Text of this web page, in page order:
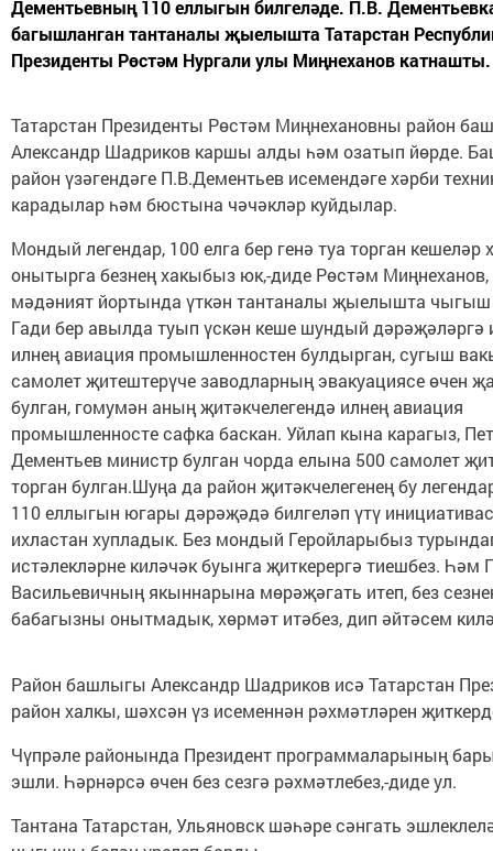
Дементьевның 110 еллыгын билгеләде. П.В.
багышланган тантаналы җыелышта Татарстан
Президенты Рөстәм Нургали улы Миңнеханов катнашты.
Татарстан Президенты Рөстәм Миңнехановны район
Александр Шадриков каршы алды һәм озатып йөрде.
район үзәгендәге П.В.Дементьев исемендәге хәрби
карадылар һәм бюстына чәчәкләр куйдылар.
Мондый легендар, 100 елга бер генә туа торган кешеләр
онытырга безнең хакыбыз юк,-диде Рөстәм Миңнеханов,
мәдәният йортында үткән тантаналы җыелышта чыгыш
Гади бер авылда туып үскән кеше шундый дәрәҗәләргә
илнең авиация промышленностен булдырган, сугыш
самолет җитештерүче заводларның эвакуациясе өчен
булган, гомумән аның җитәкчелегендә илнең авиация
промышленносте сафка баскан. Уйлап кына карагыз,
Дементьев министр булган чорда елына 500 самолет
торган булган.Шуңа да район җитәкчелегенең бу
110 еллыгын югары дәрәҗәдә билгеләп үтү
ихластан хупладык. Без мондый Геройларыбыз
истәлекләрне киләчәк буынга җиткерергә тиешбез. Һәм
Васильевичның якыннарына мөрәҗәгать итеп, без
бабагызны онытмадык, хөрмәт итәбез, дип әйтәсем
Район башлыгы Александр Шадриков исә Татарстан
район халкы, шәхсән үз исеменнән рәхмәтләрен
Чүпрәле районында Президент программаларының
эшли. Һәрнәрсә өчен без сезгә рәхмәтлебез,-диде ул.
Тантана Татарстан, Ульяновск шәһәре сәнгать